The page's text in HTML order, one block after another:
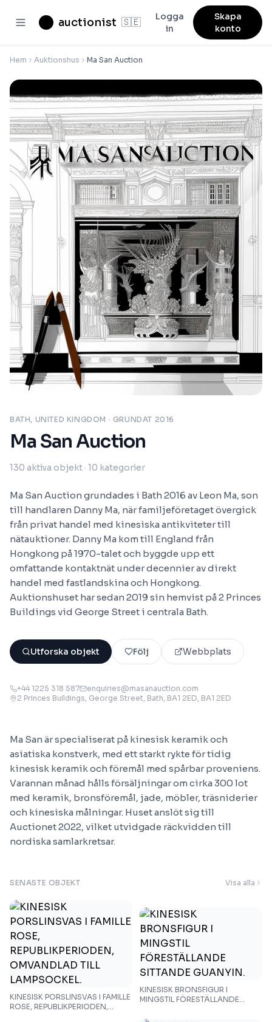
auctionist 🇸🇪
Logga
in
Skapa
konto
Hem Auktionshus Ma San Auction
BATH, UNITED KINGDOM · GRUNDAT 2016
Ma San Auction
130 aktiva objekt· 10 kategorier
Ma San Auction grundades i Bath 2016 av Leon Ma, son
till handlaren Danny Ma, när familjeföretaget övergick
från privat handel med kinesiska antikviteter till
nätauktioner. Danny Ma kom till England från
Hongkong på 1970-talet och byggde upp ett
omfattande kontaktnät under decennier av direkt
handel med fastlandskina och Hongkong.
Auktionshuset har sedan 2019 sin hemvist på 2 Princes
Buildings vid George Street i centrala Bath.
Utforska objekt Följ Webbplats
+44 1225 318 587
enquiries@masanauction.com
2 Princes Buildings, George Street, Bath, BA1 2ED, BA1 2ED
Ma San är specialiserat på kinesisk keramik och
asiatiska konstverk, med ett starkt rykte för tidig
kinesisk keramik och föremål med spårbar proveniens.
Varannan månad hålls försäljningar om cirka 300 lot
med keramik, bronsföremål, jade, möbler, träsniderier
och kinesiska målningar. Huset anslöt sig till
Auctionet 2022, vilket utvidgade räckvidden till
nordiska samlarkretsar.
SENASTE OBJEKT Visa alla
KINESISK PORSLINSVAS I FAMILLE
ROSE, REPUBLIKPERIODEN,
KINESISK BRONSFIGUR I
MINGSTIL FÖRESTÄLLANDE